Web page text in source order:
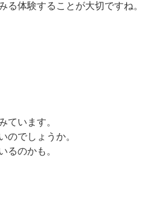
る体験することが大切ですね。
ています。
のでしょうか。
るのかも。